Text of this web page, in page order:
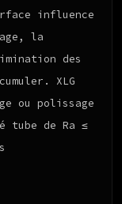
influence
la
des
XLG
ou polissage
tube de Ra ≤